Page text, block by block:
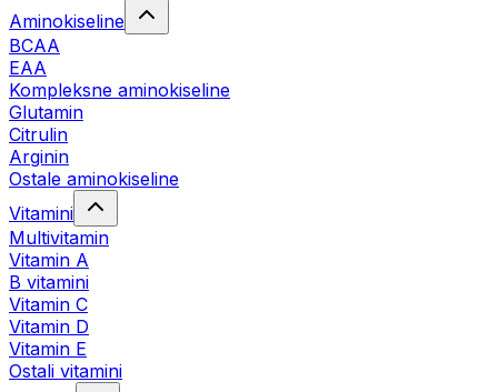
Aminokiseline
BCAA
EAA
Kompleksne aminokiseline
Glutamin
Citrulin
Arginin
Ostale aminokiseline
Vitamini
Multivitamin
Vitamin A
B vitamini
Vitamin C
Vitamin D
Vitamin E
Ostali vitamini